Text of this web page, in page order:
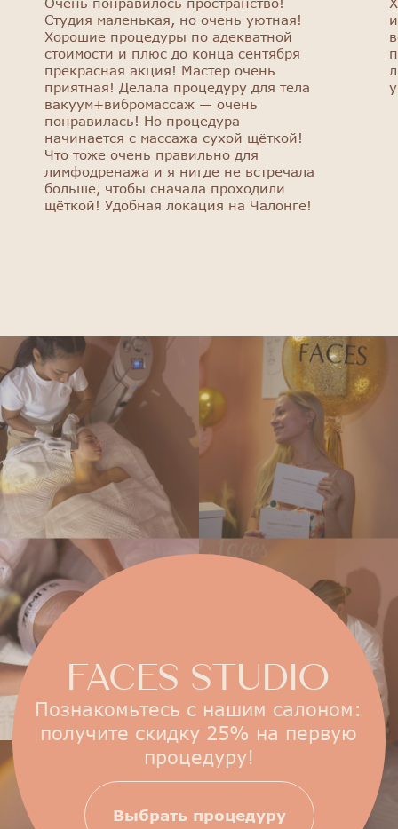
Студия маленькая, но очень уютная!
Хорошие процедуры по адекватной
стоимости и плюс до конца сентября
прекрасная акция! Мастер очень
приятная! Делала процедуру для тела
вакуум+вибромассаж — очень
понравилась! Но процедура
начинается с массажа сухой щёткой!
Что тоже очень правильно для
лимфодренажа и я нигде не встречала
больше, чтобы сначала проходили
щёткой! Удобная локация на Чалонге!